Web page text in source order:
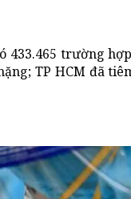
433.465 trường
TP HCM đã